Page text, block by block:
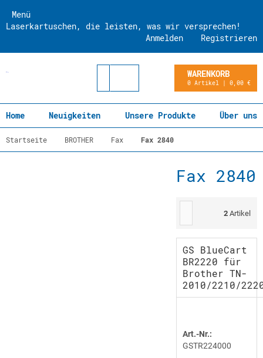
Menü
Laserkartuschen, die leisten, was wir versprechen!
Registrieren
Anmelden
WARENKORB
0 Artikel | 0,00 €
Home Neuigkeiten Unsere Produkte Über uns
Startseite BROTHER Fax Fax 2840
Fax 2840
2 Artikel
GS BlueCart
BR2220 für
Brother TN-
2010/2210/
Art.-Nr.:
GSTR224000